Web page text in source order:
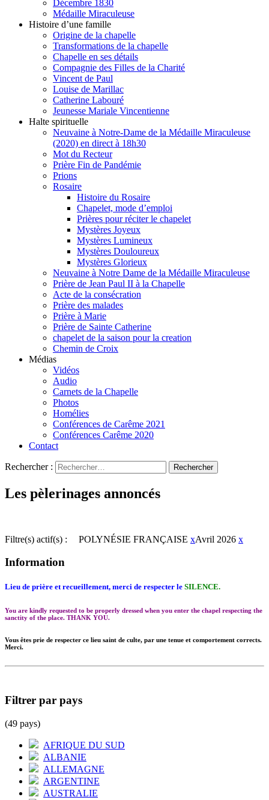
Décembre 1830
Médaille Miraculeuse
Histoire d’une famille
Origine de la chapelle
Transformations de la chapelle
Chapelle en ses détails
Compagnie des Filles de la Charité
Vincent de Paul
Louise de Marillac
Catherine Labouré
Jeunesse Mariale Vincentienne
Halte spirituelle
Neuvaine à Notre-Dame de la Médaille Miraculeuse
(2020) en direct à 18h30
Mot du Recteur
Prière Fin de Pandémie
Prions
Rosaire
Histoire du Rosaire
Chapelet, mode d’emploi
Prières pour réciter le chapelet
Mystères Joyeux
Mystères Lumineux
Mystères Douloureux
Mystères Glorieux
Neuvaine à Notre Dame de la Médaille Miraculeuse
Prière de Jean Paul II à la Chapelle
Acte de la consécration
Prière des malades
Prière à Marie
Prière de Sainte Catherine
chapelet de la saison pour la creation
Chemin de Croix
Médias
Vidéos
Audio
Carnets de la Chapelle
Photos
Homélies
Conférences de Carême 2021
Conférences Carême 2020
Contact
Rechercher :
Les pèlerinages annoncés
Filtre(s) actif(s) : POLYNÉSIE FRANÇAISE xAvril 2026 x
Information
Lieu de prière et recueillement, merci de respecter le SILENCE.
You are kindly requested to be properly dressed when you enter the chapel respecting the
sanctity of the place. THANK YOU.
Vous êtes prie de respecter ce lieu saint de culte, par une tenue et comportement corrects.
Merci.
Filtrer par pays
(49 pays)
AFRIQUE DU SUD
ALBANIE
ALLEMAGNE
ARGENTINE
AUSTRALIE